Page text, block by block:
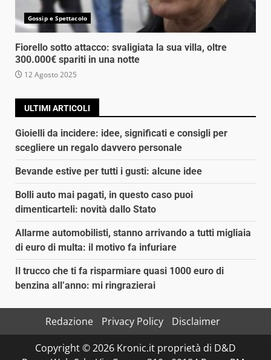
Gossip e Spettacolo
Fiorello sotto attacco: svaligiata la sua villa, oltre
300.000€ spariti in una notte
12 Agosto 2025
ULTIMI ARTICOLI
Gioielli da incidere: idee, significati e consigli per
scegliere un regalo davvero personale
Bevande estive per tutti i gusti: alcune idee
Bolli auto mai pagati, in questo caso puoi
dimenticarteli: novità dallo Stato
Allarme automobilisti, stanno arrivando a tutti migliaia
di euro di multa: il motivo fa infuriare
Il trucco che ti fa risparmiare quasi 1000 euro di
benzina all’anno: mi ringrazierai
Redazione Privacy Policy
Disclaimer
Copyright © 2026 Kronic.it proprietà di D&D